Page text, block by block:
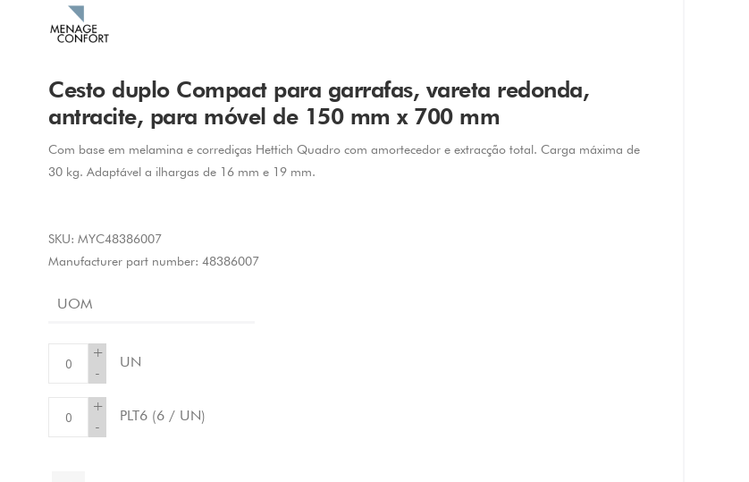
Cesto duplo Compact para garrafas, vareta redonda,
antracite, para móvel de 150 mm x 700 mm
Com base em melamina e corrediças Hettich Quadro com amortecedor e extracção total. Carga máxima de
30 kg. Adaptável a ilhargas de 16 mm e 19 mm.
SKU: MYC48386007
Manufacturer part number: 48386007
UOM
+
-
UN
+
-
PLT6 (6 / UN)